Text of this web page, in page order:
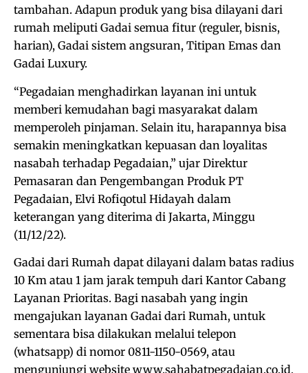
tambahan. Adapun produk yang bisa dilayani dari
rumah meliputi Gadai semua fitur (reguler, bisnis,
harian), Gadai sistem angsuran, Titipan Emas dan
Gadai Luxury.
“Pegadaian menghadirkan layanan ini untuk
memberi kemudahan bagi masyarakat dalam
memperoleh pinjaman. Selain itu, harapannya bisa
semakin meningkatkan kepuasan dan loyalitas
nasabah terhadap Pegadaian,” ujar Direktur
Pemasaran dan Pengembangan Produk PT
Pegadaian, Elvi Rofiqotul Hidayah dalam
keterangan yang diterima di Jakarta, Minggu
(11/12/22).
Gadai dari Rumah dapat dilayani dalam batas radius
10 Km atau 1 jam jarak tempuh dari Kantor Cabang
Layanan Prioritas. Bagi nasabah yang ingin
mengajukan layanan Gadai dari Rumah, untuk
sementara bisa dilakukan melalui telepon
(whatsapp) di nomor 0811-1150-0569, atau
mengunjungi website www.sahabatpegadaian.co.id,